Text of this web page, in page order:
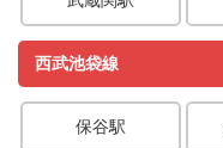
西武池袋線
保谷駅